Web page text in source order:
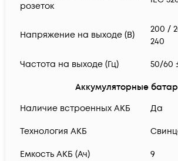
розеток
Напряжение на выходе (В)
200 /
240
Частота на выходе (Гц) 50/60
Аккумуляторные
Наличие встроенных АКБ
Да
Технология АКБ
Емкость АКБ (Ач) 9